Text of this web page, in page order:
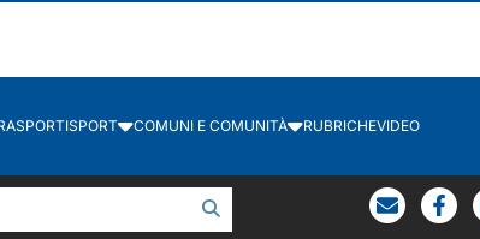
SPORT COMUNI E COMUNITÀ RUBRICHEVIDEO